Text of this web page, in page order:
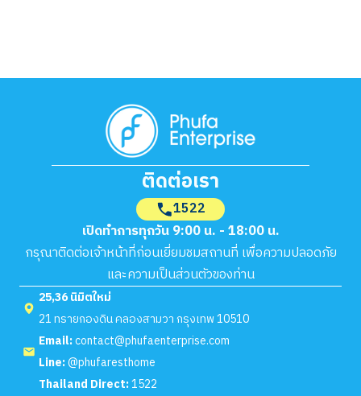
ติดต่อเรา
1522
เปิดทำการทุกวัน 9:00 น. - 18:00 น.
กรุณาติดต่อเจ้าหน้าที่ก่อนเยี่ยมชมสถานที่ เพื่อความปลอดภัย
และความเป็นส่วนตัวของท่าน
25,36 นิมิตใหม่
21 ทรายกองดิน คลองสามวา กรุงเทพ 10510
Email:contact@phufaenterprise.com
Line:@phufaresthome
Thailand Direct:1522